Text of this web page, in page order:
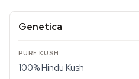
Genetica
100% Hindu Kush